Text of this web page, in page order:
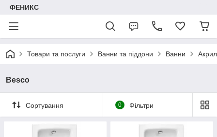
ФЕНИКС
Товари та послуги Ванни та піддони Ванни
Besco
Сортування 0 Фільтри